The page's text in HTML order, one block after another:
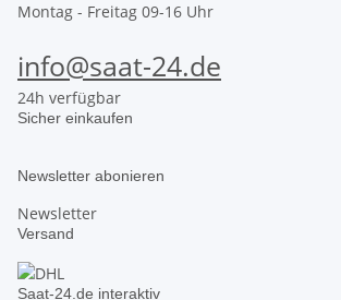
Montag - Freitag 09-16 Uhr
info@saat-24.de
24h verfügbar
Sicher einkaufen
Newsletter abonieren
Newsletter
Versand
Saat-24.de interaktiv